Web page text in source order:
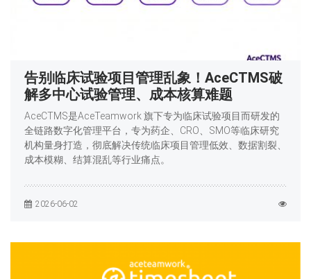
告别临床试验项目管理乱象！AceCTMS破
解多中心试验管理、成本核算难题
AceCTMS是AceTeamwork 旗下专为临床试验项目而研发的
全链路数字化管理平台，专为药企、CRO、SMO等临床研究
机构量身打造，彻底解决传统临床项目管理低效、数据割裂、
成本模糊、结算混乱等行业痛点。
2026-06-02